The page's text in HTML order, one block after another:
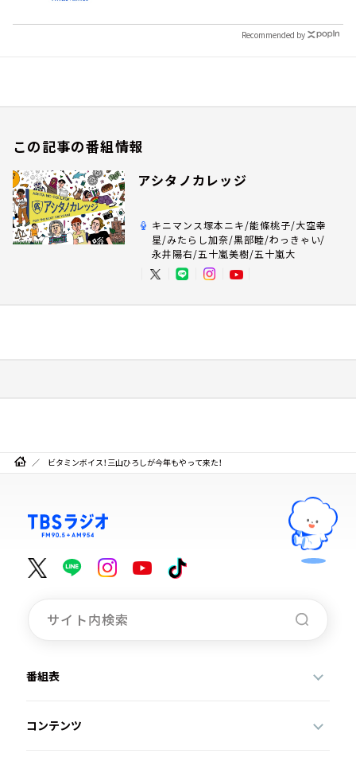
Recommended by
この記事の番組情報
アシタノカレッジ
キニマンス塚本ニキ/能條桃子/大空幸
星/みたらし加奈/黒部睦/わっきゃい/
永井陽右/五十嵐美樹/五十嵐大
ビタミンボイス！三山ひろしが今年もやって来た！
番組表
コンテンツ